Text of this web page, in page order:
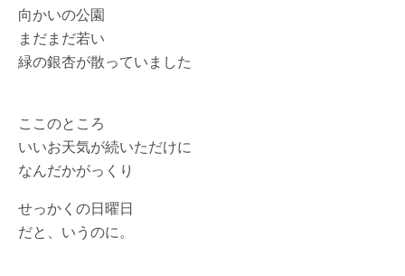
向かいの公園
まだまだ若い
緑の銀杏が散っていました
ここのところ
いいお天気が続いただけに
なんだかがっくり
せっかくの日曜日
だと、いうのに。